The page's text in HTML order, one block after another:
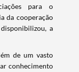
para o
da cooperação
a
de um vasto
conhecimento